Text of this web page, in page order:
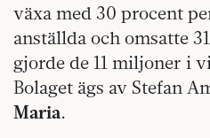
växa med 30 procent
anställda och omsatte
gjorde de 11 miljoner i
Bolaget ägs av Stefan
Maria.